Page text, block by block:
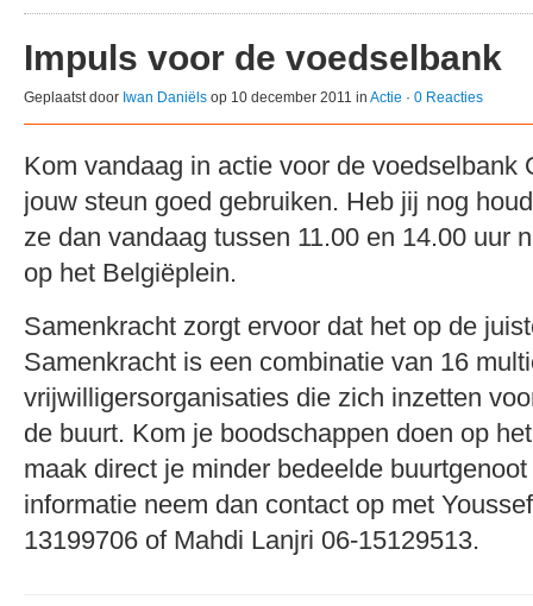
Impuls voor de voedselbank
Geplaatst door Iwan Daniëls op 10 december 2011 in Actie · 0 Reacties
Kom vandaag in actie voor de voedselbank
jouw steun goed gebruiken. Heb jij nog
ze dan vandaag tussen 11.00 en 14.00 uur
op het Belgiëplein.
Samenkracht zorgt ervoor dat het op de
Samenkracht is een combinatie van 16
vrijwilligersorganisaties die zich inzetten
de buurt. Kom je boodschappen doen op
maak direct je minder bedeelde
informatie neem dan contact op met
13199706 of Mahdi Lanjri 06-15129513.